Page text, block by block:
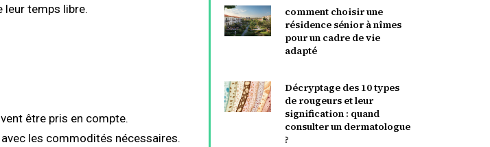
leur temps libre.
être pris en compte.
les commodités nécessaires.
comment choisir une
résidence sénior à nîmes
pour un cadre de vie
adapté
Décryptage des 10 types
de rougeurs et leur
signification : quand
consulter un dermatologue
?